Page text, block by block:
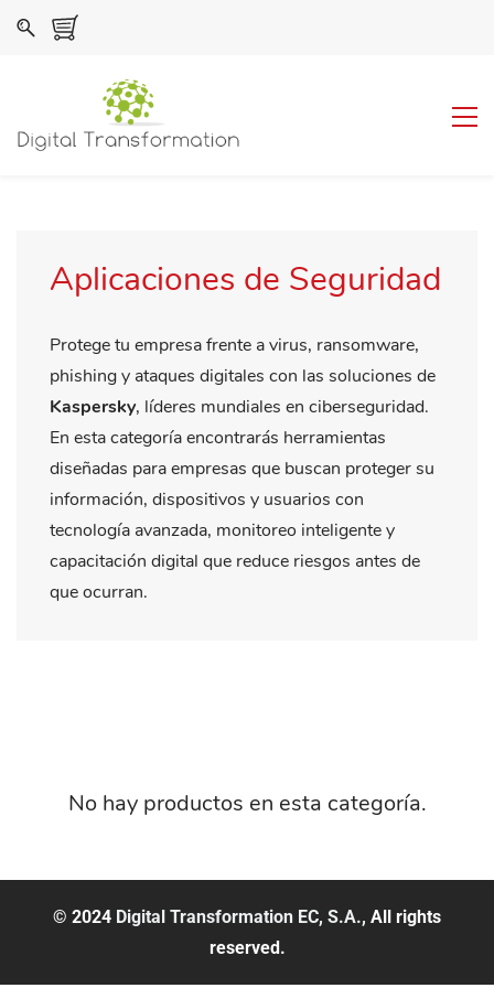
Aplicaciones de Seguridad
Protege tu empresa frente a virus, ransomware,
phishing y ataques digitales con las soluciones de
Kaspersky, líderes mundiales en ciberseguridad.
En esta categoría encontrarás herramientas
diseñadas para empresas que buscan proteger su
información, dispositivos y usuarios con
tecnología avanzada, monitoreo inteligente y
capacitación digital que reduce riesgos antes de
que ocurran.
No hay productos en esta categoría.
© 2024 Digital Transformation EC, S.A., All rights
reserved.